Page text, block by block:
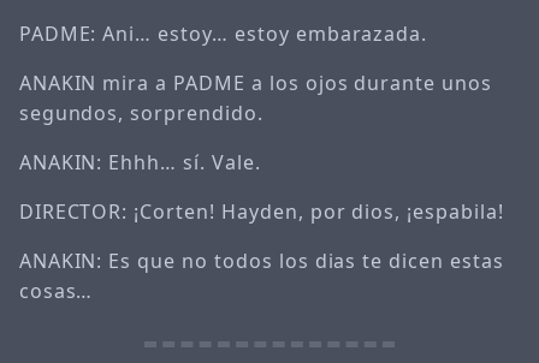
PADME: Ani… estoy… estoy embarazada.
ANAKIN mira a PADME a los ojos durante unos
segundos, sorprendido.
ANAKIN: Ehhh… sí. Vale.
DIRECTOR: ¡Corten! Hayden, por dios, ¡espabila!
ANAKIN: Es que no todos los dias te dicen estas
cosas…